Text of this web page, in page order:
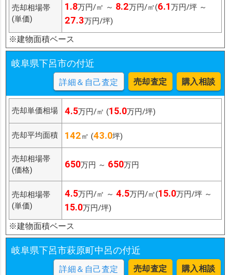
売却相場帯
(単価)
1.8万円/㎡ ～ 8.2万円/㎡(6.1万円/坪 ～
27.3万円/坪)
※建物面積ベース
岐阜県下呂市の付近
詳細＆自己査定 売却査定 購入相談
売却単価相場 4.5万円/㎡ (15.0万円/坪)
売却平均面積 142㎡ (43.0坪)
売却相場帯
(価格)
650万円 ～ 650万円
売却相場帯
(単価)
4.5万円/㎡ ～ 4.5万円/㎡(15.0万円/坪 ～
15.0万円/坪)
※建物面積ベース
岐阜県下呂市萩原町中呂の付近
詳細＆自己査定 売却査定 購入相談